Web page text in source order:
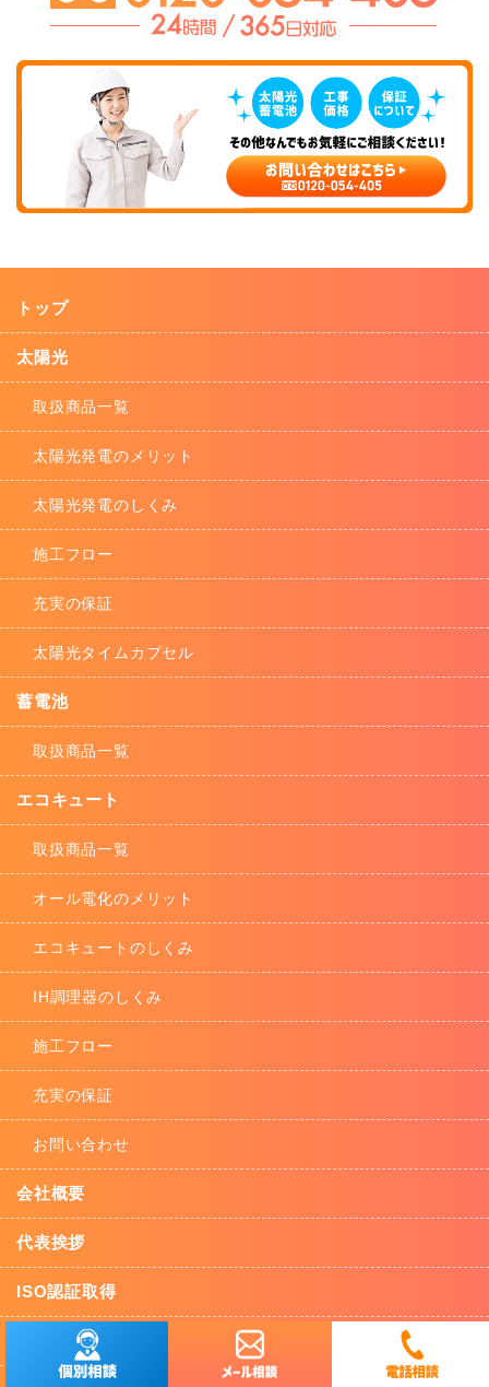
トップ
太陽光
取扱商品一覧
太陽光発電のメリット
太陽光発電のしくみ
施工フロー
充実の保証
太陽光タイムカプセル
蓄電池
取扱商品一覧
エコキュート
取扱商品一覧
オール電化のメリット
エコキュートのしくみ
IH調理器のしくみ
施工フロー
充実の保証
お問い合わせ
会社概要
代表挨拶
ISO認証取得
特定建設業許可